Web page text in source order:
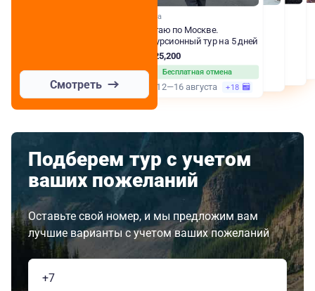
Смотреть
Москва
Я шагаю по Москве.
Экскурсионный тур на 5 дней
RUB 25,200
Бесплатная отмена
12—16 августа +18
Подберем тур с учетом
ваших пожеланий
Оставьте свой номер, и мы предложим вам
лучшие варианты с учетом ваших пожеланий